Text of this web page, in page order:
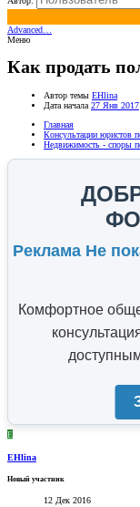
Advanced…
Меню
Как продать
Автор темы EHlina
Дата начала 27 Янв 2017
Главная
Консультации юристов
Недвижимость - споры
Реклама Не
Комфортное
E
EHlina
Новый участник
12 Дек 2016